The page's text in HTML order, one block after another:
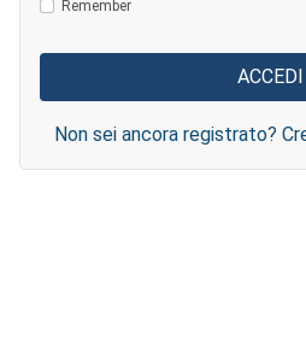
Remember
Non sei ancora registrato?